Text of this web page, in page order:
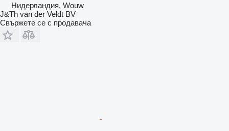
Нидерландия, Wouw
J&Th van der Veldt BV
Свържете се с продавача